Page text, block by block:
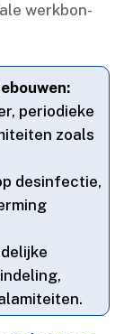
werkbon-
periodieke
zoals
desinfectie,